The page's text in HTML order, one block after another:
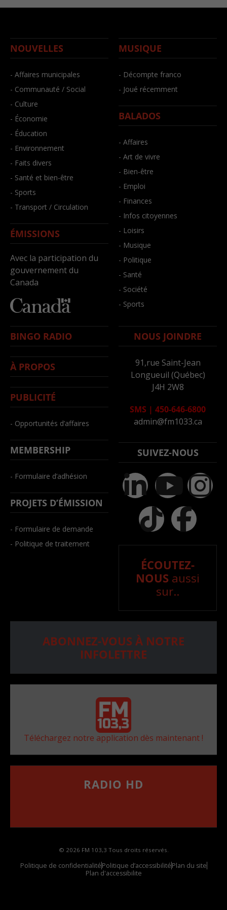
NOUVELLES
- Affaires municipales
- Communauté / Social
- Culture
- Économie
- Éducation
- Environnement
- Faits divers
- Santé et bien-être
- Sports
- Transport / Circulation
ÉMISSIONS
Avec la participation du
gouvernement du
Canada
MUSIQUE
- Décompte franco
- Joué récemment
BALADOS
- Affaires
- Art de vivre
- Bien-être
- Emploi
- Finances
- Infos citoyennes
- Loisirs
- Musique
- Politique
- Santé
- Société
- Sports
BINGO RADIO
À PROPOS
PUBLICITÉ
- Opportunités d’affaires
MEMBERSHIP
- Formulaire d’adhésion
PROJETS D’ÉMISSION
- Formulaire de demande
- Politique de traitement
NOUS JOINDRE
91,rue Saint-Jean
Longueuil (Québec)
J4H 2W8
SMS | 450-646-6800
admin@fm1033.ca
SUIVEZ-NOUS
ÉCOUTEZ-
NOUS aussi
sur..
ABONNEZ-VOUS À NOTRE
INFOLETTRE
Téléchargez notre application dès maintenant !
RADIO HD
© 2026 FM 103,3 Tous droits réservés.
Politique de confidentialitéPolitique d’accessibilitéPlan du site
Plan d'accessibilite